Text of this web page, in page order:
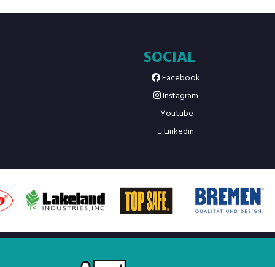
SOCIAL
Facebook
Instagram
Youtube
Linkedin